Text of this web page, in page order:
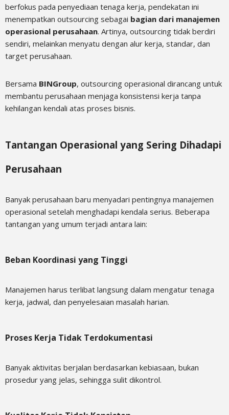
berfokus pada penyediaan tenaga kerja, pendekatan ini
menempatkan outsourcing sebagai bagian dari manajemen
operasional perusahaan. Artinya, outsourcing tidak berdiri
sendiri, melainkan menyatu dengan alur kerja, standar, dan
target perusahaan.
Bersama BINGroup, outsourcing operasional dirancang untuk
membantu perusahaan menjaga konsistensi kerja tanpa
kehilangan kendali atas proses bisnis.
Tantangan Operasional yang Sering Dihadapi
Perusahaan
Banyak perusahaan baru menyadari pentingnya manajemen
operasional setelah menghadapi kendala serius. Beberapa
tantangan yang umum terjadi antara lain:
Beban Koordinasi yang Tinggi
Manajemen harus terlibat langsung dalam mengatur tenaga
kerja, jadwal, dan penyelesaian masalah harian.
Proses Kerja Tidak Terdokumentasi
Banyak aktivitas berjalan berdasarkan kebiasaan, bukan
prosedur yang jelas, sehingga sulit dikontrol.